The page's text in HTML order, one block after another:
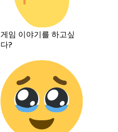
게임 이야기를 하고싶
다?